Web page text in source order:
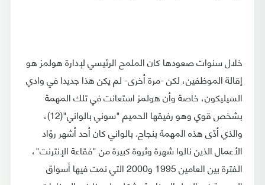
خلال سنوات صعودها كان الملمح الرئيسي لإدارة هولمز هو
إقالة الموظفين، لكن -مرة أخرى- لم يكن هذا جديدا في وادي
السيليكون، خاصة وأن هولمز استعانت في تلك المهمة
بشخص قوي وهو رفيقها الحميم "سوني بالواني"(12)،
والذي أدّى هذه المهمة بنجاح. بالواني كان أحد أشهر روّاد
الأعمال الذين نالوا شهرة وثروة كبيرة من "فقاعة الإنترنت"،
الفترة بين العامين 1995 و2000 التي نمت فيها أسواق